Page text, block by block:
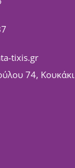
tixis.gr
74, Κουκάκι